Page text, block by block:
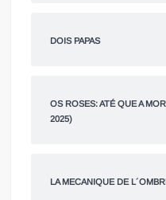
DOIS PAPAS
OS ROSES: ATÉ QUE A
2025)
LA MECANIQUE DE